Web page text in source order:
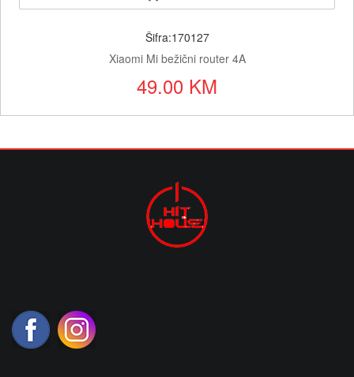
Šifra:170127
Xiaomi Mi bežični router 4A
49.00 KM